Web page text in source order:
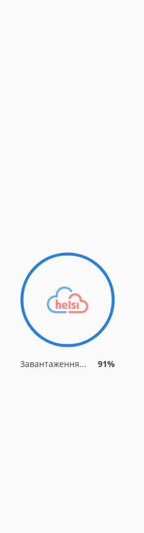
Завантаження... 91%